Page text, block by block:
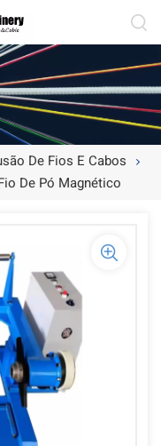
De Fios E Cabos
De Pó Magnético